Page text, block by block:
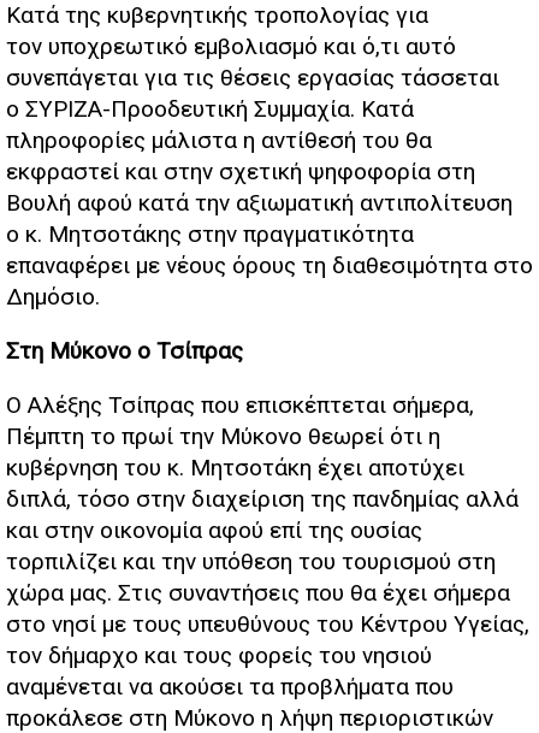
Kατά της κυβερνητικής τροπολογίας για
τον υποχρεωτικό εμβολιασμό και ό,τι αυτό
συνεπάγεται για τις θέσεις εργασίας τάσσεται
ο ΣΥΡΙΖΑ-Προοδευτική Συμμαχία. Κατά
πληροφορίες μάλιστα η αντίθεσή του θα
εκφραστεί και στην σχετική ψηφοφορία στη
Βουλή αφού κατά την αξιωματική αντιπολίτευση
ο κ. Μητσοτάκης στην πραγματικότητα
επαναφέρει με νέους όρους τη διαθεσιμότητα στο
Δημόσιο.
Στη Μύκονο ο Τσίπρας
Ο Αλέξης Τσίπρας που επισκέπτεται σήμερα,
Πέμπτη το πρωί την Μύκονο θεωρεί ότι η
κυβέρνηση του κ. Μητσοτάκη έχει αποτύχει
διπλά, τόσο στην διαχείριση της πανδημίας αλλά
και στην οικονομία αφού επί της ουσίας
τορπιλίζει και την υπόθεση του τουρισμού στη
χώρα μας. Στις συναντήσεις που θα έχει σήμερα
στο νησί με τους υπευθύνους του Κέντρου Υγείας,
τον δήμαρχο και τους φορείς του νησιού
αναμένεται να ακούσει τα προβλήματα που
προκάλεσε στη Μύκονο η λήψη περιοριστικών